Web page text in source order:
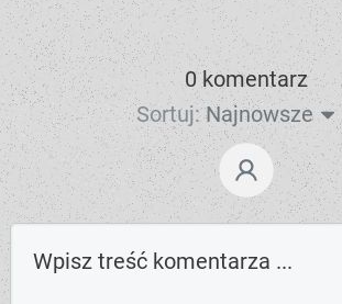
0 komentarz
Sortuj: Najnowsze